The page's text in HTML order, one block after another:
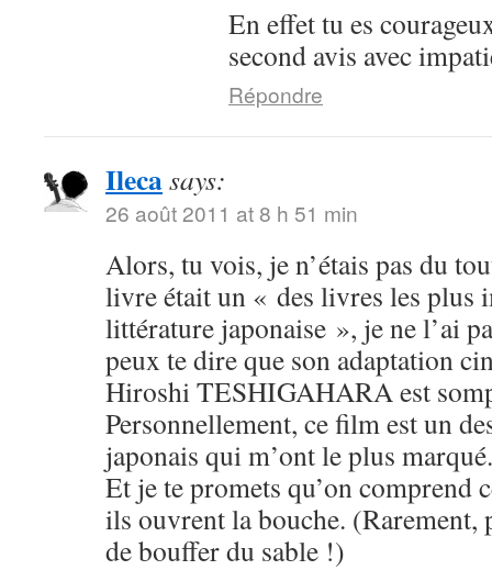
En effet tu es
second avis avec
Répondre
Ilecasays:
26 août 2011 at 8 h 51 min
Alors, tu vois, je n’étais pas du
livre était un « des livres les plus
littérature japonaise », je ne l’ai
peux te dire que son adaptation
Hiroshi TESHIGAHARA est
Personnellement, ce film est un
japonais qui m’ont le plus marqué.
Et je te promets qu’on comprend
ils ouvrent la bouche. (Rarement,
de bouffer du sable !)